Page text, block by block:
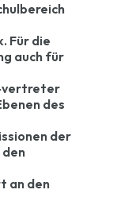
Für die
auch für
vertreter
des
der
an den